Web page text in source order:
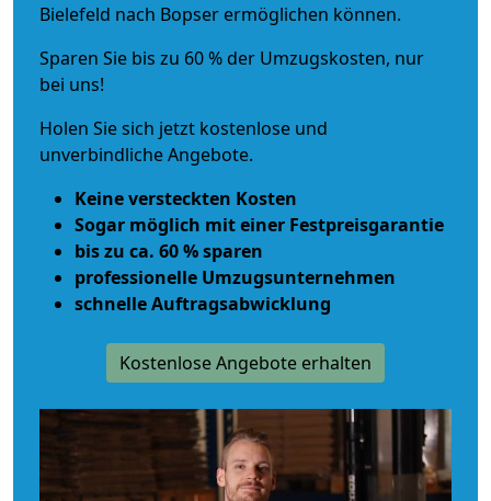
Bielefeld nach Bopser ermöglichen können.
Sparen Sie bis zu 60 % der Umzugskosten, nur
bei uns!
Holen Sie sich jetzt kostenlose und
unverbindliche Angebote.
Keine versteckten Kosten
Sogar möglich mit einer Festpreisgarantie
bis zu ca. 60 % sparen
professionelle Umzugsunternehmen
schnelle Auftragsabwicklung
Kostenlose Angebote erhalten